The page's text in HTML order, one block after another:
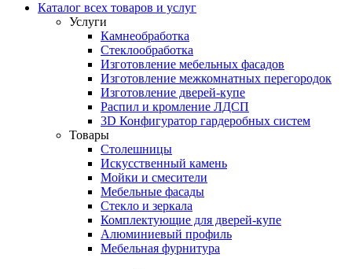
Каталог всех товаров и услуг
Услуги
Камнеобработка
Стеклообработка
Изготовление мебельных фасадов
Изготовление межкомнатных перегородок
Изготовление дверей-купе
Распил и кромление ЛДСП
3D Конфигуратор гардеробных систем
Товары
Столешницы
Искусственный камень
Мойки и смесители
Мебельные фасады
Стекло и зеркала
Комплектующие для дверей-купе
Алюминиевый профиль
Мебельная фурнитура